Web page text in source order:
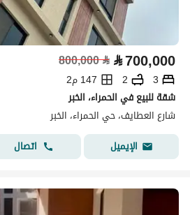
⃁700,000
⃁
800,000
3
2
147 م2
شقة للبيع في الحمراء، الخبر
شارع العطايف، حي الحمراء، الخبر
الإيميل
اتصال